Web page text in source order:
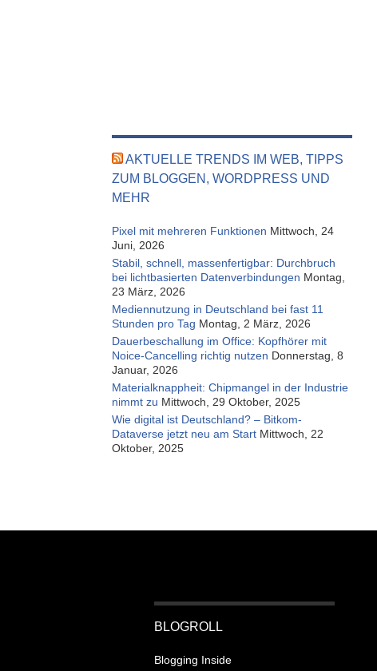
AKTUELLE TRENDS IM WEB, TIPPS
ZUM BLOGGEN, WORDPRESS UND
MEHR
Pixel mit mehreren Funktionen Mittwoch, 24
Juni, 2026
Stabil, schnell, massenfertigbar: Durchbruch
bei lichtbasierten Datenverbindungen Montag,
23 März, 2026
Mediennutzung in Deutschland bei fast 11
Stunden pro Tag Montag, 2 März, 2026
Dauerbeschallung im Office: Kopfhörer mit
Noice-Cancelling richtig nutzen Donnerstag, 8
Januar, 2026
Materialknappheit: Chipmangel in der Industrie
nimmt zu Mittwoch, 29 Oktober, 2025
Wie digital ist Deutschland? – Bitkom-
Dataverse jetzt neu am Start Mittwoch, 22
Oktober, 2025
BLOGROLL
Blogging Inside